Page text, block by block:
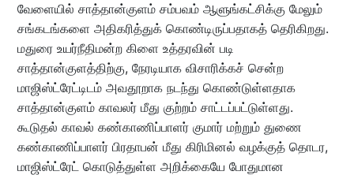
வேளையில் சாத்தான்குளம் சம்பவம் ஆளுங்கட்சிக்கு மேலும்
சங்கடங்களை அதிகரித்துக் கொண்டிருப்பதாகத் தெரிகிறது.
மதுரை உயர்நீதிமன்ற கிளை உத்தரவின் படி
சாத்தான்குளத்திற்கு, நேரடியாக விசாரிக்கச் சென்ற
மாஜிஸ்ட்ரேட்டிடம் அவதூறாக நடந்து கொண்டுள்ளதாக
சாத்தான்குளம் காவலர் மீது குற்றம் சாட்டப்பட்டுள்ளது.
கூடுதல் காவல் கண்காணிப்பாளர் குமார் மற்றும் துணை
கண்காணிப்பாளர் பிரதாபன் மீது கிரிமினல் வழக்குத் தொடர,
மாஜிஸ்ட்ரேட் கொடுத்துள்ள அறிக்கையே போதுமான